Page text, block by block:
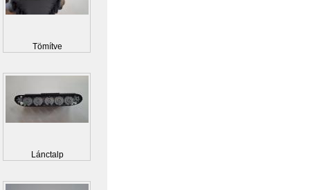
Tömítve
Lánctalp